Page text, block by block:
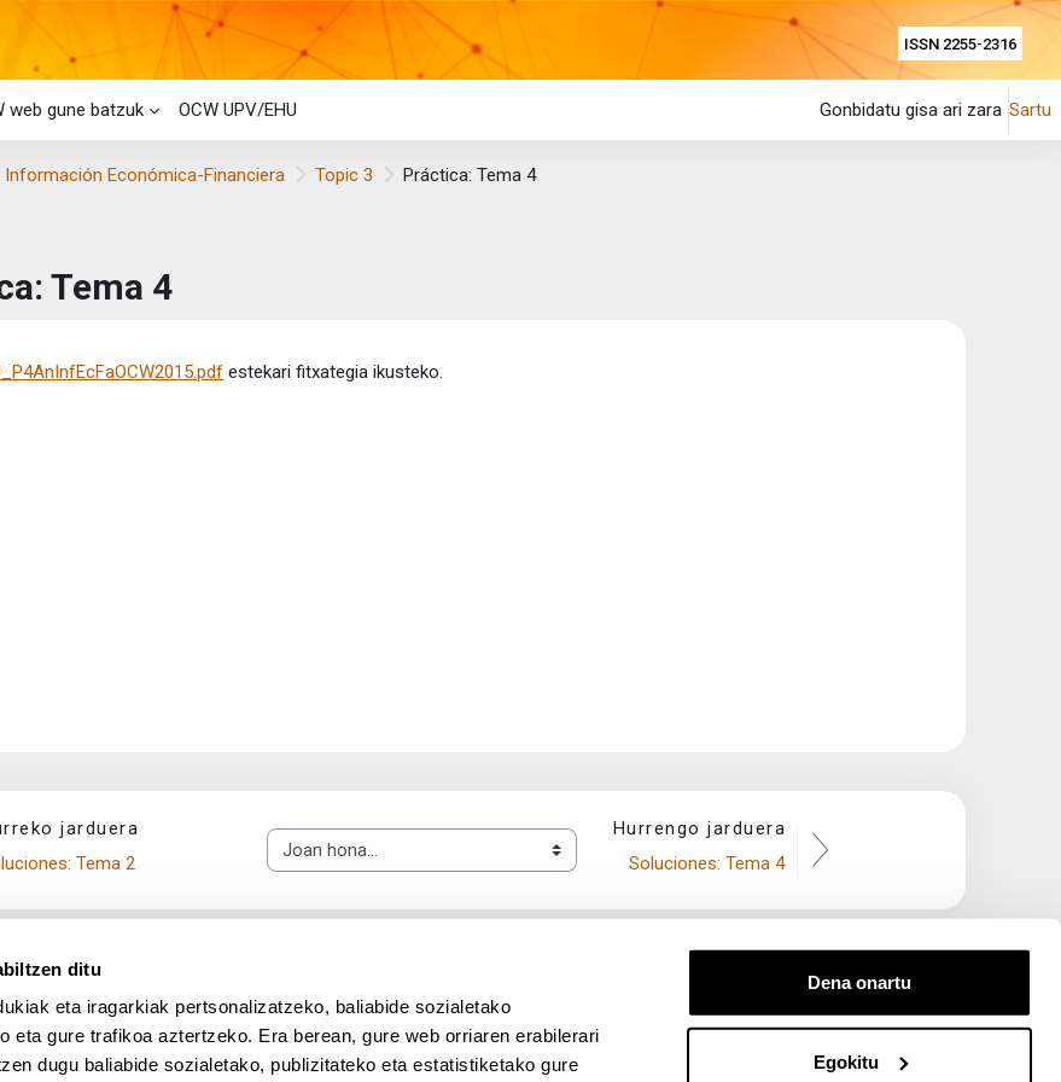
ditu
eta iragarkiak pertsonalizatzeko, baliabide sozialetako
eta gure trafikoa aztertzeko. Era berean, gure web orriaren erabilerari
dugu baliabide sozialetako, publizitateko eta estatistiketako gure
Dena onartu
Egokitu
ISSN 2255-2316
web gune batzuk OCW UPV/EHU Gonbidatu gisa ari zara Sartu
Información Económica-Financiera Topic 3 Práctica: Tema 4
Tema 4
estekari fitxategia ikusteko.
jarduera
Tema 2
Joan hona...
Hurrengo jarduera
Soluciones: Tema 4
App deskargatu UPV/EHU en Facebook (abre ventana nueva)
UPV/EHU en Twitter (abre ventana nueva)
UPV/EHU en LinkedIn (abre ventana nueva)
UPV/EHU en YouTube (abre ventana nueva)